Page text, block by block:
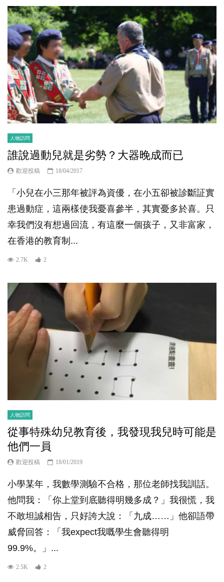
人物訪問
誰說過動兒就是劣勢？大器晚成而已
歡迎投稿 18/04/2017
「小兒在小三那年被評為資優，在小五卻被診斷証實
患過動症，這兩樣使我憂喜參半，其實憂多於喜。只
幸我們沒有想過回流，有這麼一個孩子，又非富家，
在香港的教育制...
2.7K 2
人物訪問
從事特殊幼兒教育後，我發現我兒時可能是
他們一員
歡迎投稿 18/01/2019
小學某年，我數學測驗不合格，那位老師找我訓話。
他問我：「你上堂到底聽得明幾多成？」我很慌，我
不敢坦誠相告，只好誇大說：「九成……」他卻語帶
威脅回答：「我expect我嘅學生會聽得明
99.9%。」...
2.5K 2